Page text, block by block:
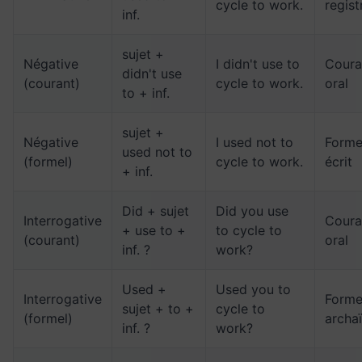
inf.
cycle to work.
Négative
(courant)
sujet +
didn't use
to + inf.
I didn't use to
cycle to work.
oral
Négative
(formel)
sujet +
used not to
+ inf.
I used not to
cycle to work.
écrit
Interrogative
(courant)
Did + sujet
+ use to +
inf. ?
Did you use
to cycle to
work?
oral
Interrogative
(formel)
Used +
sujet + to +
inf. ?
Used you to
cycle to
work?